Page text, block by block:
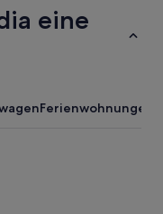
eine
Ferienwohnungen